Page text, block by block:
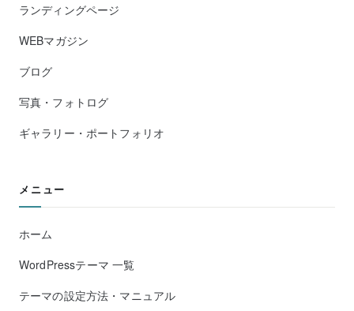
ランディングページ
WEBマガジン
ブログ
写真・フォトログ
ギャラリー・ポートフォリオ
メニュー
ホーム
WordPressテーマ 一覧
テーマの設定方法・マニュアル